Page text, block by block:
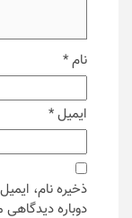
نام*
ایمیل*
ذخیره نام،
دوباره